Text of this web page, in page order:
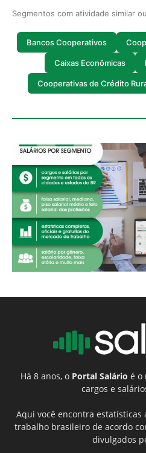
Segmentos com atividade similar
Bancos Cooperativos
Caixas Econômicas
Cooperativas de Crédito
Há 8 anos, o Portal Salário é o
cargos e
Aqui você encontra
trabalho brasileiro de acordo
divulgados